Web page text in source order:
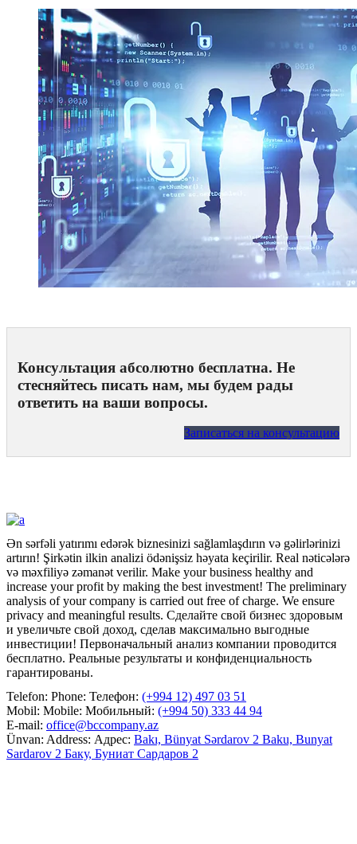
Консультация абсолютно бесплатна. Не
стесняйтесь писать нам, мы будем рады
ответить на ваши вопросы.
Записаться на консультацию
Ən sərfəli yatırımı edərək biznesinizi sağlamlaşdırın və gəlirlərinizi
artırın! Şirkətin ilkin analizi ödənişsiz həyata keçirilir. Real nəticələrə
və məxfiliyə zəmanət verilir. Make your business healthy and
increase your profit by making the best investment! The preliminary
analysis of your company is carried out free of charge. We ensure
privacy and meaningful results. Сделайте свой бизнес здоровым
и увеличьте свой доход, сделав максимально выгодные
инвестиции! Первоначальный анализ компании проводится
бесплатно. Реальные результаты и конфиденциальность
гарантированы.
Telefon: Phone: Телефон: (+994 12) 497 03 51
Mobil: Mobile: Мобильный: (+994 50) 333 44 94
E-mail: office@bccompany.az
Ünvan: Address: Адрес: Bakı, Bünyat Sərdarov 2 Baku, Bunyat
Sardarov 2 Баку, Буниат Сардаров 2